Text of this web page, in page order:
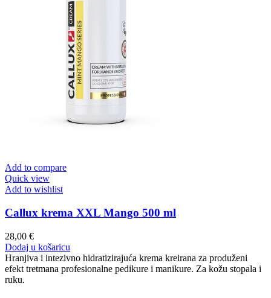
Add to compare
Quick view
Add to wishlist
Callux krema XXL Mango 500 ml
28,00 €
Dodaj u košaricu
Hranjiva i intezivno hidratizirajuća krema kreirana za produženi
efekt tretmana profesionalne pedikure i manikure. Za kožu stopala i
ruku.